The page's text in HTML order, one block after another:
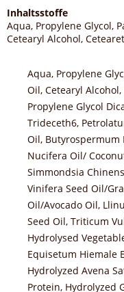
Inhaltsstoffe
Aqua, Propylene Glycol,
Cetearyl Alcohol,
Aqua, Propylene
Oil, Cetearyl
Propylene Glycol
Trideceth6,
Oil, Butyrospermum
Nucifera Oil/
Simmondsia
Vinifera Seed Oil/
Oil/Avocado Oil,
Seed Oil, Triticum
Hydrolysed
Equisetum Hiemale
Hydrolyzed Avena
Protein, Hydrolyzed